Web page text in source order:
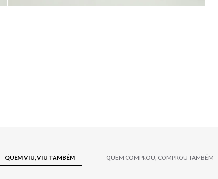
QUEM VIU, VIU TAMBÉM QUEM COMPROU, COMPROU TAMBÉM